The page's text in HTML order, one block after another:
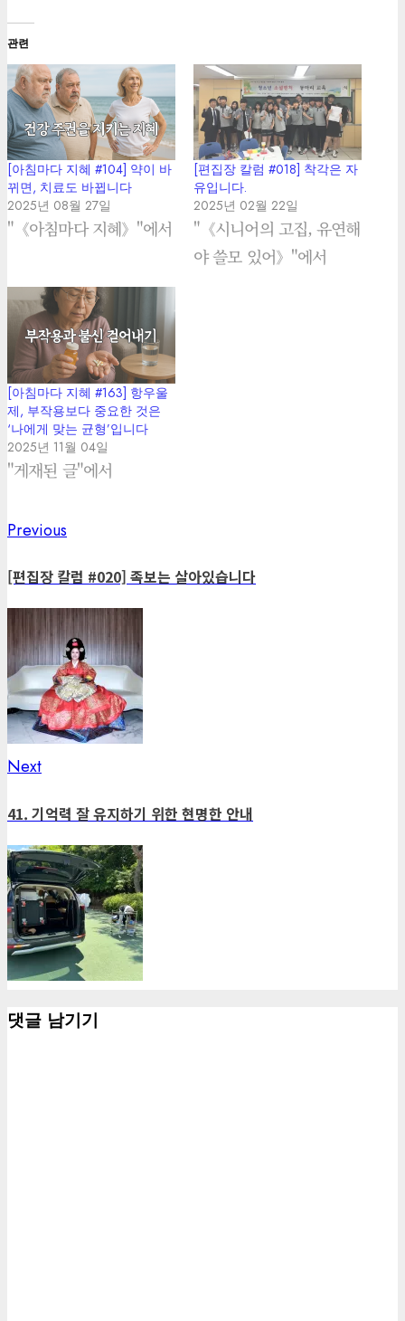
관련
[아침마다 지혜 #104] 약이 바
뀌면, 치료도 바뀝니다
2025년 08월 27일
"《아침마다 지혜》"에서
[편집장 칼럼 #018] 착각은 자
유입니다.
2025년 02월 22일
"《시니어의 고집, 유연해
야 쓸모 있어》"에서
[아침마다 지혜 #163] 항우울
제, 부작용보다 중요한 것은
‘나에게 맞는 균형’입니다
2025년 11월 04일
"게재된 글"에서
Post
navigation
Previous
[편집장 칼럼 #020] 족보는 살아있습니다
NextNext
41. 기억력 잘 유지하기 위한 현명한 안내
댓글 남기기